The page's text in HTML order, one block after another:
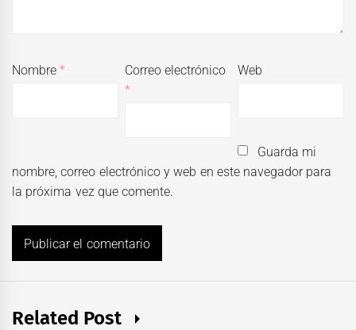
Nombre*
Correo electrónico
*
Web
Guarda mi
nombre, correo electrónico y web en este navegador para
la próxima vez que comente.
Related Post